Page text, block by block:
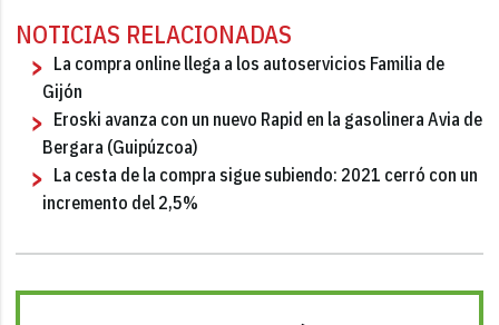
NOTICIAS RELACIONADAS
La compra online llega a los autoservicios Familia de
Gijón
Eroski avanza con un nuevo Rapid en la gasolinera Avia de
Bergara (Guipúzcoa)
La cesta de la compra sigue subiendo: 2021 cerró con un
incremento del 2,5%